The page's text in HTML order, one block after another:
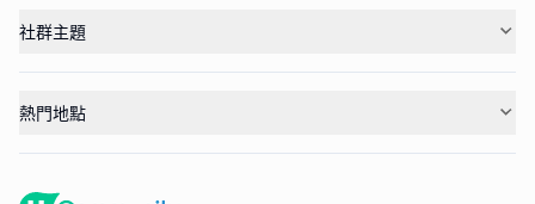
社群主題
熱門地點